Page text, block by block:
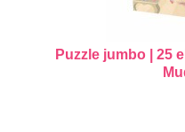
Puzzle jumbo | 25